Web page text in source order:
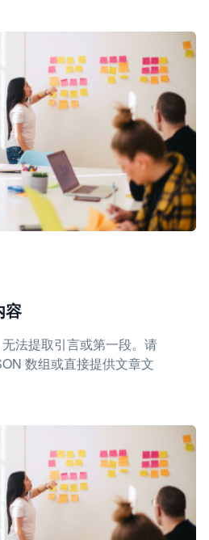
容
法提取引言或第一段。请
数组或直接提供文章文